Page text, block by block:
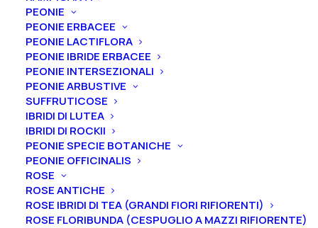
PEONIE
PEONIE ERBACEE
PEONIE LACTIFLORA
PEONIE IBRIDE ERBACEE
PEONIE INTERSEZIONALI
PEONIE ARBUSTIVE
SUFFRUTICOSE
IBRIDI DI LUTEA
IBRIDI DI ROCKII
PEONIE SPECIE BOTANICHE
PEONIE OFFICINALIS
ROSE
ROSE ANTICHE
ROSE IBRIDI DI TEA (GRANDI FIORI RIFIORENTI)
ROSE FLORIBUNDA (CESPUGLIO A MAZZI RIFIORENTE)
RAMPICANTI
PEONIE
ROSE
IRIS
RIZOMI IRIS DISPONIBILI
ALBERI
FRUTTI
ULIVI
VITI